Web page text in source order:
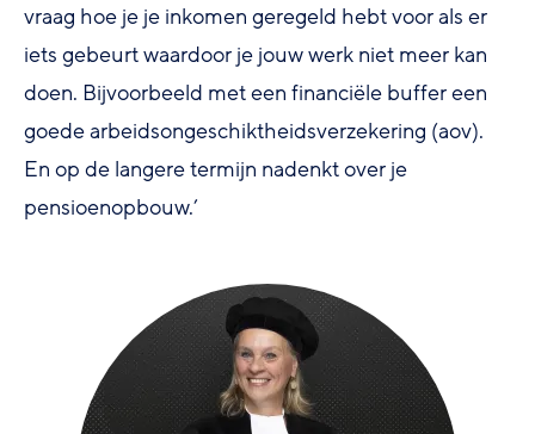
vraag hoe je je inkomen geregeld hebt voor als er
iets gebeurt waardoor je jouw werk niet meer kan
doen. Bijvoorbeeld met een financiële buffer een
goede arbeidsongeschiktheidsverzekering (aov).
En op de langere termijn nadenkt over je
pensioenopbouw.’